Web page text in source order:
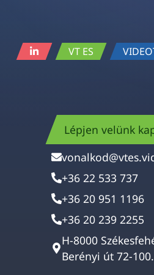
VT ES
Lépjen velünk
+36 22 533 737
+36 20 951 1196
+36 20 239 2255
H-8000
Berényi út 72-